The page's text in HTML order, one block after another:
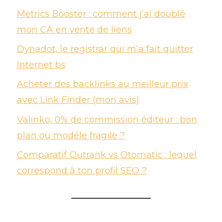
Metrics Booster : comment j’ai doublé
mon CA en vente de liens
Dynadot, le registrar qui m’a fait quitter
Internet bs
Acheter des backlinks au meilleur prix
avec Link Finder (mon avis)
Valinko, 0% de commission éditeur : bon
plan ou modèle fragile ?
Comparatif Outrank vs Otomatic : lequel
correspond à ton profil SEO ?